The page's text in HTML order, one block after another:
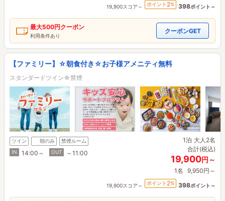
19,900スコア～ ポイント 2% 398ポイント～
最大500円クーポン
利用条件あり
クーポンGET
【ファミリー】☆朝食付き☆お子様アメニティ無料
スタンダードツイン☆禁煙
ツイン 朝のみ
禁煙ルーム
IN
14:00～ OUT ～11:00
1泊 大人2名
合計(税込)
19,900円～
1名 9,950円～
19,900スコア～ ポイント 2% 398ポイント～